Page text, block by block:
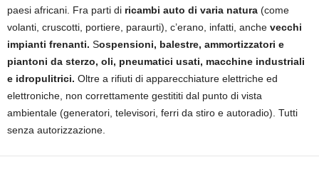
paesi africani. Fra parti di ricambi auto di varia natura (come
volanti, cruscotti, portiere, paraurti), c’erano, infatti, anche vecchi
impianti frenanti. Sospensioni, balestre, ammortizzatori e
piantoni da sterzo, oli, pneumatici usati, macchine industriali
e idropulitrici. Oltre a rifiuti di apparecchiature elettriche ed
elettroniche, non correttamente gestititi dal punto di vista
ambientale (generatori, televisori, ferri da stiro e autoradio). Tutti
senza autorizzazione.